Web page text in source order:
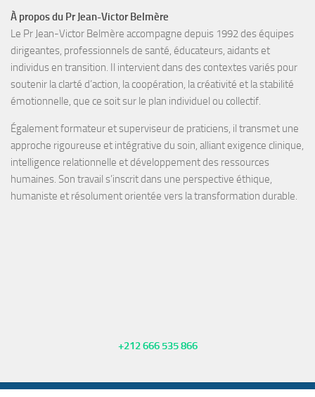
À propos du Pr Jean-Victor Belmère
Le Pr Jean-Victor Belmère accompagne depuis 1992 des équipes
dirigeantes, professionnels de santé, éducateurs, aidants et
individus en transition. Il intervient dans des contextes variés pour
soutenir laclarté d’action, la coopération, la créativité et la stabilité
émotionnelle, que ce soit sur le plan individuel ou collectif.
Égalementformateur etsuperviseur de praticiens, il transmet une
approche rigoureuse et intégrative du soin, alliant exigence clinique,
intelligence relationnelle et développement des ressources
humaines. Son travail s’inscrit dans une perspective éthique,
humaniste et résolument orientée vers la transformation durable.
+212 666 535 866